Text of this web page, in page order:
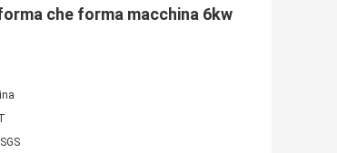
che forma macchina 6kw